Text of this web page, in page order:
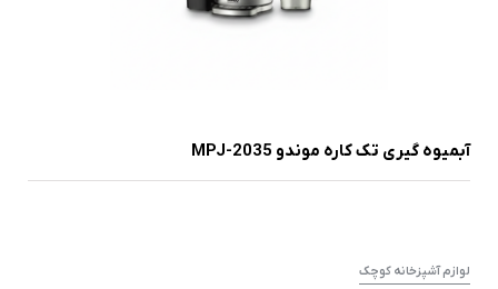
آبمیوه گیری تک کاره موندو MPJ-2035
لوازم آشپزخانه کوچک